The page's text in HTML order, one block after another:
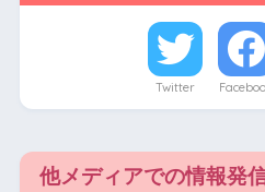
Twitter
他メディアでの情報発